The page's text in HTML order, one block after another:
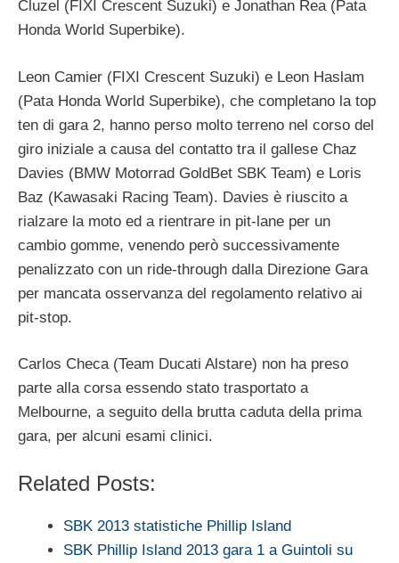
Cluzel (FIXI Crescent Suzuki) e Jonathan Rea (Pata
Honda World Superbike).
Leon Camier (FIXI Crescent Suzuki) e Leon Haslam
(Pata Honda World Superbike), che completano la top
ten di gara 2, hanno perso molto terreno nel corso del
giro iniziale a causa del contatto tra il gallese Chaz
Davies (BMW Motorrad GoldBet SBK Team) e Loris
Baz (Kawasaki Racing Team). Davies è riuscito a
rialzare la moto ed a rientrare in pit-lane per un
cambio gomme, venendo però successivamente
penalizzato con un ride-through dalla Direzione Gara
per mancata osservanza del regolamento relativo ai
pit-stop.
Carlos Checa (Team Ducati Alstare) non ha preso
parte alla corsa essendo stato trasportato a
Melbourne, a seguito della brutta caduta della prima
gara, per alcuni esami clinici.
Related Posts:
SBK 2013 statistiche Phillip Island
SBK Phillip Island 2013 gara 1 a Guintoli su